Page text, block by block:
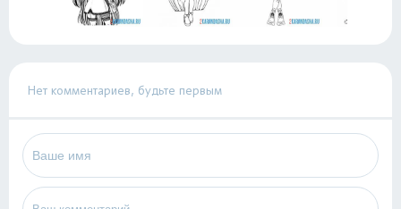
Нет комментариев, будьте первым